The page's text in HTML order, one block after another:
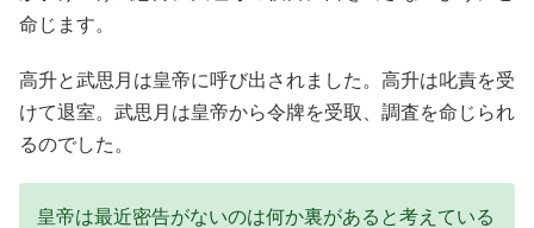
命じます。
高升と武思月は皇帝に呼び出されました。高升は叱責を受
けて退室。武思月は皇帝から令牌を受取、調査を命じられ
るのでした。
皇帝は最近密告がないのは何か裏があると考えている